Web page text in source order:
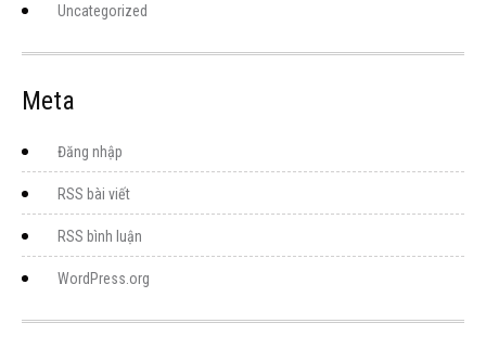
Uncategorized
Meta
Đăng nhập
RSS bài viết
RSS bình luận
WordPress.org